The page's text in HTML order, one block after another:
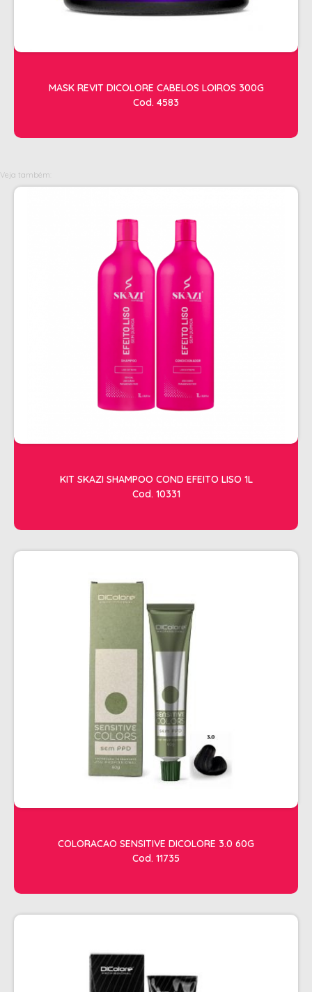
ALCOOL
DETERGENTE ENZIMÁTICO
LUVAS + MASCARAS
PROTETORES SOLAR + DESODORANTE
REMOVEDOR DE TINTURA
TOALHA
MANICURE
ACESSORIOS
ALICATES
AMOLECEDOR DE CUTICULAS
CREMES
LUVAS E SAPATILHAS C/CREME
BARBEARIA
CABELELEIRO
ESTETICA
LAVATORIOS + ACESSORIOS
MACAS
MANICURE
POLTRONAS + ACESSORIOS
MASK REVIT DICOLORE CABELOS LOIROS 300G
Cod. 4583
Veja também:
KIT SKAZI SHAMPOO COND EFEITO LISO 1L
Cod. 10331
COLORACAO SENSITIVE DICOLORE 3.0 60G
Cod. 11735